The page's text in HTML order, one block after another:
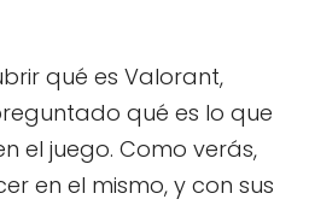
qué es Valorant,
qué es lo que
el juego. Como verás,
en el mismo, y con sus